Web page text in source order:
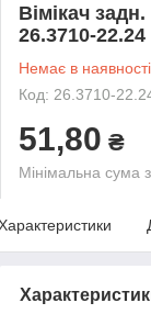
Вімікач
26.3710-
Немає в наявності
Код: 26.3710-
51,80 ₴
Мінімальна сума